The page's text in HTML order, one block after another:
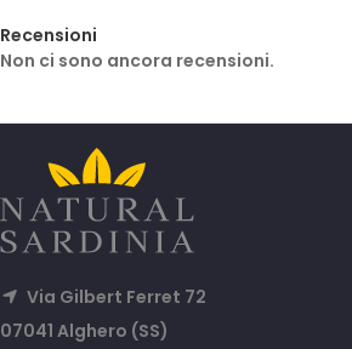
Recensioni
Non ci sono ancora recensioni.
Via Gilbert Ferret 72
07041 Alghero (SS)